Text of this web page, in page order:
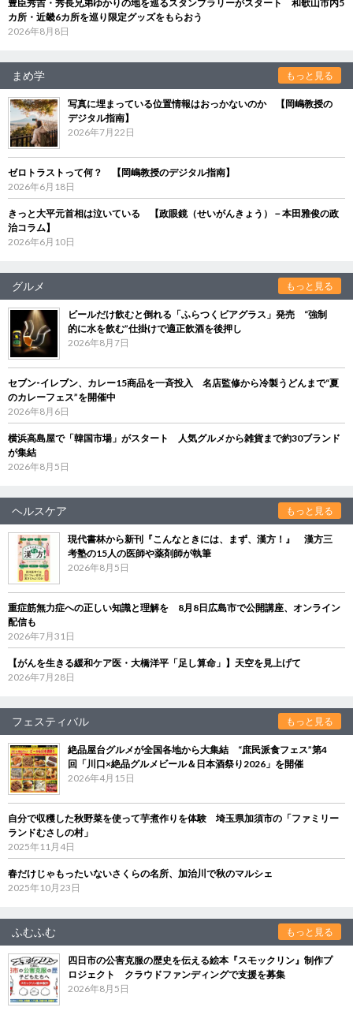
豊臣秀吉・秀長兄弟ゆかりの地を巡るスタンプラリーがスタート 和歌山市内5
カ所・近畿6カ所を巡り限定グッズをもらおう
2026年8月8日
まめ学 もっと見る
写真に埋まっている位置情報はおっかないのか 【岡嶋教授の
デジタル指南】
2026年7月22日
ゼロトラストって何？ 【岡嶋教授のデジタル指南】
2026年6月18日
きっと大平元首相は泣いている 【政眼鏡（せいがんきょう）－本田雅俊の政
治コラム】
2026年6月10日
グルメ もっと見る
ビールだけ飲むと倒れる「ふらつくビアグラス」発売 “強制
的に水を飲む”仕掛けで適正飲酒を後押し
2026年8月7日
セブン‐イレブン、カレー15商品を一斉投入 名店監修から冷製うどんまで“夏
のカレーフェス”を開催中
2026年8月6日
横浜高島屋で「韓国市場」がスタート 人気グルメから雑貨まで約30ブランド
が集結
2026年8月5日
ヘルスケア もっと見る
現代書林から新刊『こんなときには、まず、漢方！』 漢方三
考塾の15人の医師や薬剤師が執筆
2026年8月5日
重症筋無力症への正しい知識と理解を 8月8日広島市で公開講座、オンライン
配信も
2026年7月31日
【がんを生きる緩和ケア医・大橋洋平「足し算命」】天空を見上げて
2026年7月28日
フェスティバル もっと見る
絶品屋台グルメが全国各地から大集結 “庶民派食フェス”第4
回「川口×絶品グルメビール＆日本酒祭り2026」を開催
2026年4月15日
自分で収穫した秋野菜を使って芋煮作りを体験 埼玉県加須市の「ファミリー
ランドむさしの村」
2025年11月4日
春だけじゃもったいないさくらの名所、加治川で秋のマルシェ
2025年10月23日
ふむふむ もっと見る
四日市の公害克服の歴史を伝える絵本『スモックリン』制作プ
ロジェクト クラウドファンディングで支援を募集
2026年8月5日